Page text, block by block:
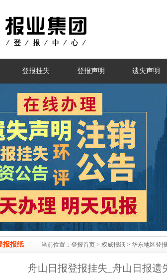
登报挂失 登报声明 遗失声明
报报纸 当前位置： 登报首页 > 权威报纸 > 华东地区登
舟山日报登报挂失_舟山日报遗